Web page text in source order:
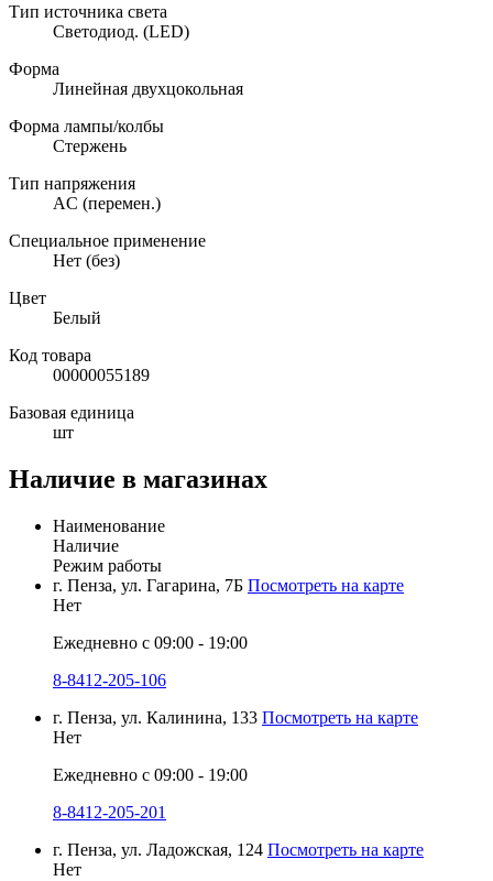
Тип источника света
Светодиод. (LED)
Форма
Линейная двухцокольная
Форма лампы/колбы
Стержень
Тип напряжения
AC (перемен.)
Специальное применение
Нет (без)
Цвет
Белый
Код товара
00000055189
Базовая единица
шт
Наличие в магазинах
Наименование
Наличие
Режим работы
г. Пенза, ул. Гагарина, 7Б Посмотреть на карте
Нет
Ежедневно с 09:00 - 19:00
8-8412-205-106
г. Пенза, ул. Калинина, 133 Посмотреть на карте
Нет
Ежедневно с 09:00 - 19:00
8-8412-205-201
г. Пенза, ул. Ладожская, 124 Посмотреть на карте
Нет